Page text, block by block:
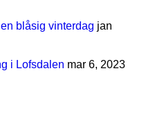
blåsig vinterdag jan
i Lofsdalen mar 6, 2023